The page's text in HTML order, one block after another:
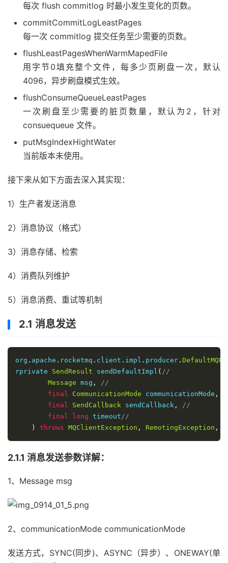
每次 flush commitlog 时最小发生变化的页数。
commitCommitLogLeastPages
每一次 commitlog 提交任务至少需要的页数。
flushLeastPagesWhenWarmMapedFile
用字节0填充整个文件，每多少页刷盘一次，默认
4096，异步刷盘模式生效。
flushConsumeQueueLeastPages
一次刷盘至少需要的脏页数量，默认为2，针对
consuequeue 文件。
putMsgIndexHightWater
当前版本未使用。
接下来从如下方面去深入其实现：
1）生产者发送消息
2）消息协议（格式）
3）消息存储、检索
4）消费队列维护
5）消息消费、重试等机制
2.1 消息发送
org . apache . rocketmq . client . impl . producer .
rprivate SendResult sendDefaultImpl ( //
Message msg ,
//
final
CommunicationMode communicationMode ,
final
SendCallback sendCallback ,
//
final
long timeout//
)
throws MQClientException , RemotingException ,
2.1.1 消息发送参数详解：
1、Message msg
2、communicationMode communicationMode
发送方式，SYNC(同步)、ASYNC（异步）、ONEWAY(单